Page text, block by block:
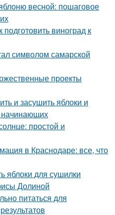
весной: пошаговое
виноград к
символом самарской
проекты
и засушить яблоки и
начинающих
простой и
в Краснодаре: все, что
яблоки для сушилки
Долиной
питаться для